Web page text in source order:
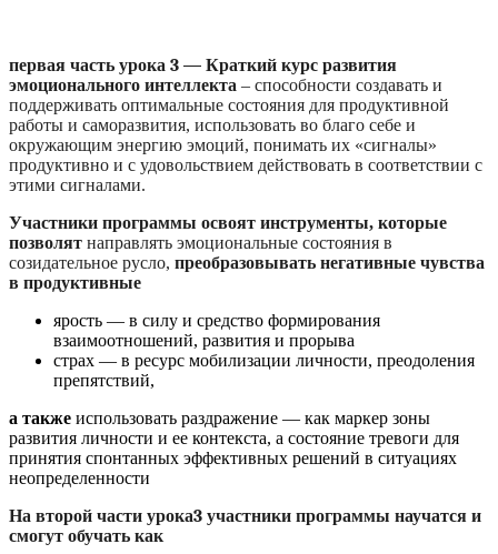
первая часть урока 3 — Краткий курс развития
эмоционального интеллекта – способности создавать и
поддерживать оптимальные состояния для продуктивной
работы и саморазвития, использовать во благо себе и
окружающим энергию эмоций, понимать их «сигналы»
продуктивно и с удовольствием действовать в соответствии с
этими сигналами.
Участники программы освоят инструменты, которые
позволят направлять эмоциональные состояния в
созидательное русло, преобразовывать негативные чувства
в продуктивные
ярость — в силу и средство формирования
взаимоотношений, развития и прорыва
страх — в ресурс мобилизации личности, преодоления
препятствий,
а также использовать раздражение — как маркер зоны
развития личности и ее контекста, а состояние тревоги для
принятия спонтанных эффективных решений в ситуациях
неопределенности
На второй части урока3 участники программы научатся и
смогут обучать как